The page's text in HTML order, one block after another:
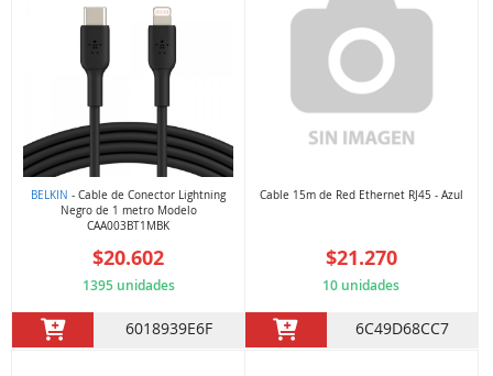
BELKIN - Cable de Conector Lightning
Negro de 1 metro Modelo
CAA003BT1MBK
$20.602
1395 unidades
6018939E6F
Cable 15m de Red Ethernet RJ45 - Azul
$21.270
10 unidades
6C49D68CC7